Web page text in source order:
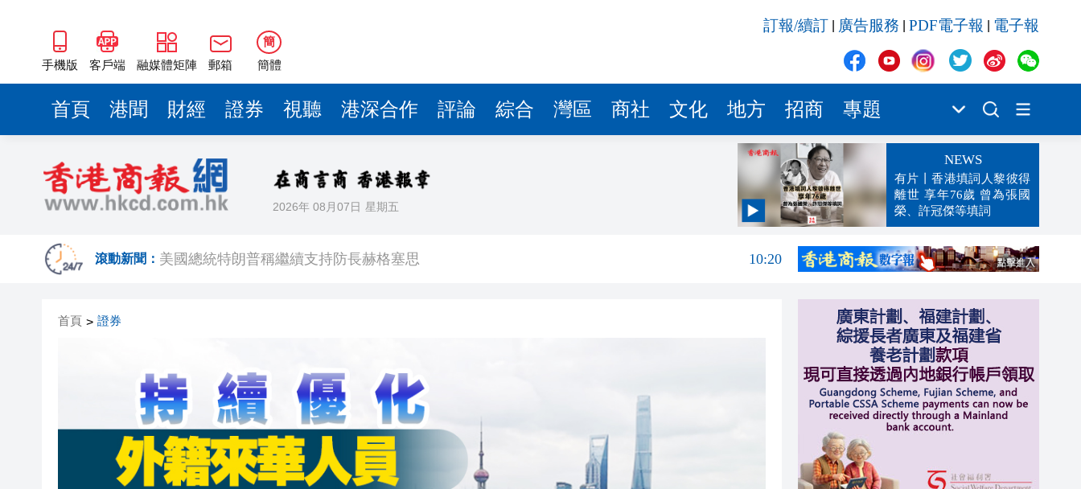
手機版 客戶端 融媒體矩陣 郵箱
簡
簡體
訂報/續訂 廣告服務 PDF電子報 電子報
首頁 港聞 財經 證券 視聽 港深合作 評論 綜合 灣區 商社 文化 地方 招商 專題
2026年 08月07日 星期五
NEWS
有片丨香港填詞人黎彼得
離世 享年76歲 曾為張國
榮、許冠傑等填詞
滾動新聞：
利雅得航空與中國航信簽署合作協議加強互聯互通
光伏硅料八巨頭簽署倡議：不得低於成本價銷售
紫金礦業：旗下相關銅礦不屬於剛果（金）禁止出口的產品 股價漲近2%
谷歌母公司發債籌250億美元 獲逾4倍認購
首頁 > 證券